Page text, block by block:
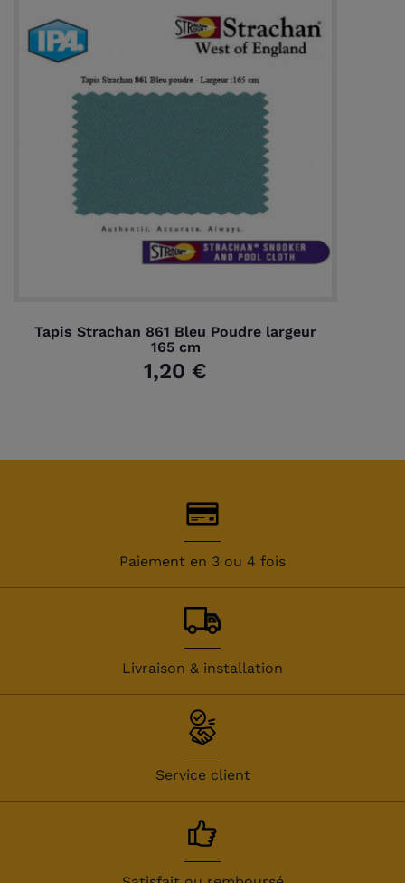
Tapis Strachan 861 Bleu Poudre largeur
165 cm
1,20 €
Paiement en 3 ou 4 fois
Livraison & installation
Service client